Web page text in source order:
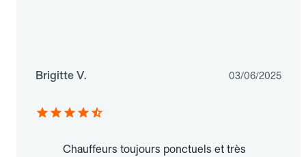
Brigitte V. 03/06/2025
Chauffeurs toujours ponctuels et très